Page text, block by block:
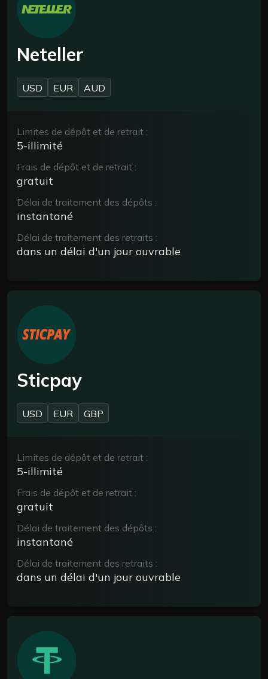
Neteller
USD EUR AUD
Limites de dépôt et de retrait :
5-illimité
Frais de dépôt et de retrait :
gratuit
Délai de traitement des dépôts :
instantané
Délai de traitement des retraits :
dans un délai d'un jour ouvrable
Sticpay
USD EUR GBP
Limites de dépôt et de retrait :
5-illimité
Frais de dépôt et de retrait :
gratuit
Délai de traitement des dépôts :
instantané
Délai de traitement des retraits :
dans un délai d'un jour ouvrable